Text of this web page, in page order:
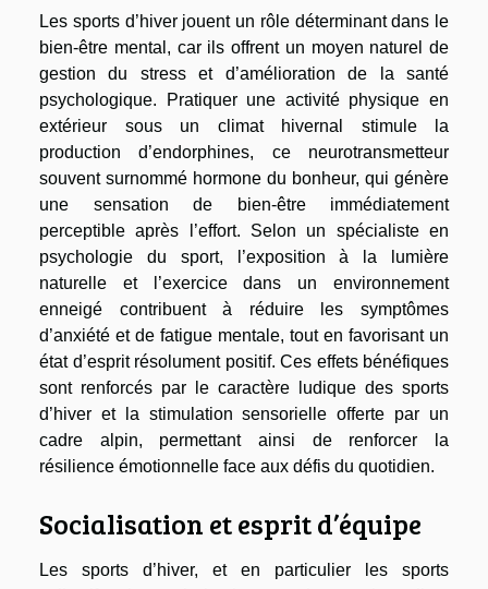
Les sports d’hiver jouent un rôle déterminant dans le
bien-être mental, car ils offrent un moyen naturel de
gestion du stress et d’amélioration de la santé
psychologique. Pratiquer une activité physique en
extérieur sous un climat hivernal stimule la
production d’endorphines, ce neurotransmetteur
souvent surnommé hormone du bonheur, qui génère
une sensation de bien-être immédiatement
perceptible après l’effort. Selon un spécialiste en
psychologie du sport, l’exposition à la lumière
naturelle et l’exercice dans un environnement
enneigé contribuent à réduire les symptômes
d’anxiété et de fatigue mentale, tout en favorisant un
état d’esprit résolument positif. Ces effets bénéfiques
sont renforcés par le caractère ludique des sports
d’hiver et la stimulation sensorielle offerte par un
cadre alpin, permettant ainsi de renforcer la
résilience émotionnelle face aux défis du quotidien.
Socialisation et esprit d’équipe
Les sports d’hiver, et en particulier les sports